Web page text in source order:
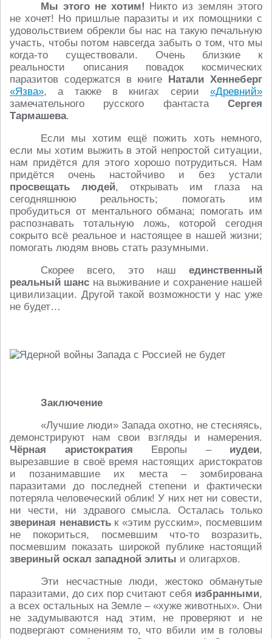
Мы этого не хотим! Никто из землян этого
не хочет! Но пришлые паразиты и их помощники с
удовольствием обрекли бы нас на такую печальную
участь, чтобы потом навсегда забыть о том, что мы
когда-то существовали. Очень близкие к
реальности описания повадок космических
паразитов содержатся в книге Натали Хеннеберг
«Язва», а также в книгах серии «Древний»
замечательного русского фантаста Сергея
Тармашева.
Если мы хотим ещё пожить хоть немного,
если мы хотим выжить в этой непростой ситуации,
нам придётся для этого хорошо потрудиться. Нам
придётся очень настойчиво и без устали
просвещать людей, открывать им глаза на
сегодняшнюю реальность; помогать им
пробудиться от ментального обмана; помогать им
распознавать тотальную ложь, которой сегодня
сокрыто всё реальное и настоящее в нашей жизни;
помогать людям вновь стать разумными.
Скорее всего, это наш единственный
реальный шанс на выживание и сохранение нашей
цивилизации. Другой такой возможности у нас уже
не будет…
Заключение
«Лучшие люди» Запада охотно, не стесняясь,
демонстрируют нам свои взгляды и намерения.
Чёрная аристократия Европы – иудеи,
вырезавшие в своё время настоящих аристократов
и позанимавшие их места – зомбирована
паразитами до последней степени и фактически
потеряла человеческий облик! У них нет ни совести,
ни чести, ни здравого смысла. Осталась только
звериная ненавистьк «этим русским», посмевшим
не покориться, посмевшим что-то возразить,
посмевшим показать широкой публике настоящий
звериный оскал западной элиты и олигархов.
Эти несчастные люди, жестоко обманутые
паразитами, до сих пор считают себя избранными,
а всех остальных на Земле – «хуже животных». Они
не задумываются над этим, не проверяют и не
подвергают сомнениям то, что вбили им в головы